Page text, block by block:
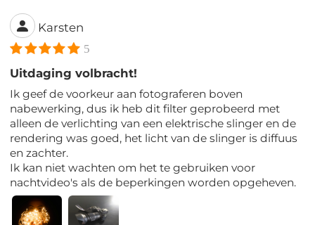
Karsten
5
Uitdaging volbracht!
Ik geef de voorkeur aan fotograferen boven
nabewerking, dus ik heb dit filter geprobeerd met
alleen de verlichting van een elektrische slinger en de
rendering was goed, het licht van de slinger is diffuus
en zachter.
Ik kan niet wachten om het te gebruiken voor
nachtvideo's als de beperkingen worden opgeheven.